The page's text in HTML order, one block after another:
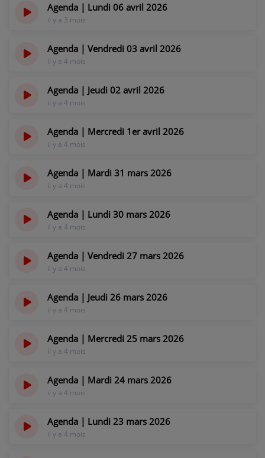
Agenda | Lundi 06 avril 2026
il y a 3 mois
Agenda | Vendredi 03 avril 2026
il y a 4 mois
Agenda | Jeudi 02 avril 2026
il y a 4 mois
Agenda | Mercredi 1er avril 2026
il y a 4 mois
Agenda | Mardi 31 mars 2026
il y a 4 mois
Agenda | Lundi 30 mars 2026
il y a 4 mois
Agenda | Vendredi 27 mars 2026
il y a 4 mois
Agenda | Jeudi 26 mars 2026
il y a 4 mois
Agenda | Mercredi 25 mars 2026
il y a 4 mois
Agenda | Mardi 24 mars 2026
il y a 4 mois
Agenda | Lundi 23 mars 2026
il y a 4 mois